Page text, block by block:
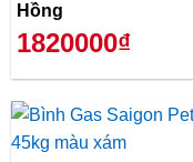
Hồng
1820000₫